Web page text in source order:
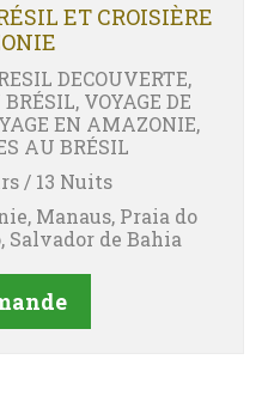
ET CROISIÈRE
DECOUVERTE,
VOYAGE DE
EN AMAZONIE,
AU BRÉSIL
/ 13 Nuits
Manaus, Praia do
Salvador de Bahia